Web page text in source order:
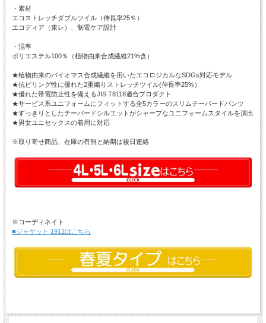
・素材
エコストレッチダブルツイル（伸長率25％）
エコディア（東レ）、制電ケア設計
・混率
ポリエステル100％（植物由来合成繊維21%含）
★植物由来のバイオマス合成繊維を用いたエコロジカルなSDGs対応モデル
★抗ピリング性に優れた2重織りストレッチツイル(伸長率25%）
★優れた帯電防止性を備えるJIS T8118適合プロダクト
★サービス系ユニフォームにフィットする全5カラーのスリムテーパードパンツ
★すっきりとしたテーパードシルエットがシャープなユニフォームスタイルを演出
★男女ユニセックスの着用に対応
※取り寄せ商品、在庫の有無と納期は後日連絡
※コーディネイト
■ジャケット 1911はこちら